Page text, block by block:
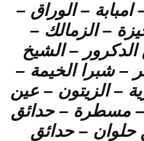
– الوراق –
– الزمالك –
الدكرور – الشيخ
– شبرا الخيمة –
– الزيتون – عين
مسطرة – حدائق
حلوان – حدائق